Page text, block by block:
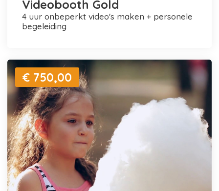
Videobooth Gold
4 uur onbeperkt video's maken + personele
begeleiding
€ 750,00